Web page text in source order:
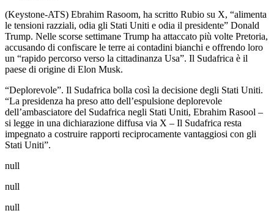
(Keystone-ATS) Ebrahim Rasoom, ha scritto Rubio su X, “alimenta
le tensioni razziali, odia gli Stati Uniti e odia il presidente” Donald
Trump. Nelle scorse settimane Trump ha attaccato più volte Pretoria,
accusando di confiscare le terre ai contadini bianchi e offrendo loro
un “rapido percorso verso la cittadinanza Usa”. Il Sudafrica è il
paese di origine di Elon Musk.
“Deplorevole”. Il Sudafrica bolla così la decisione degli Stati Uniti.
“La presidenza ha preso atto dell’espulsione deplorevole
dell’ambasciatore del Sudafrica negli Stati Uniti, Ebrahim Rasool –
si legge in una dichiarazione diffusa via X – Il Sudafrica resta
impegnato a costruire rapporti reciprocamente vantaggiosi con gli
Stati Uniti”.
null
null
null